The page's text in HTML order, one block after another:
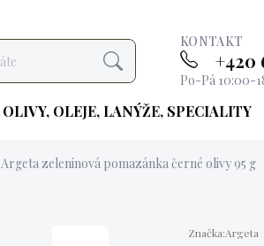
Hledat
KONTAKT
+420
Po-Pá 10:00-
OLIVY, OLEJE, LANÝŽE, SPECIALITY
Argeta zeleninová pomazánka černé olivy 95 g
Značka:Argeta